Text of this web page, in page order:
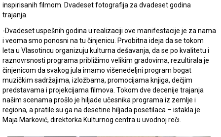
inspirisanih filmom. Dvadeset fotografija za dvadeset godina
trajanja.
-Dvadeset uspešnih godina u realizaciji ove manifestacije je za nama
i veoma smo ponosni na tu činjenicu. Prvobitna ideja da se tokom
leta u Vlasotincu organizuju kulturna dešavanja, da se po kvalitetu i
raznovrsnosti programa približimo velikim gradovima, rezultirala je
činjenicom da svakog jula imamo višenedeljni program bogat
muzičkim sadržajima, izložbama, promocijama knjiga, dečjim
predstavama i projekcijama filmova. Tokom dve decenije trajanja
našim scenama prošlo je hiljade učesnika programa iz zemlje i
regiona, a pratile su ga na desetine hiljada posetilaca – istakla je
Maja Marković, direktorka Kulturnog centra u uvodnoj reči.